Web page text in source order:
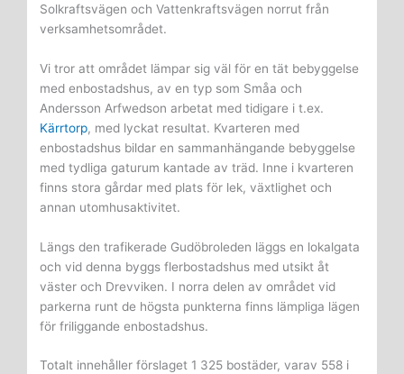
Solkraftsvägen och Vattenkraftsvägen norrut från
verksamhetsområdet.
Vi tror att området lämpar sig väl för en tät bebyggelse
med enbostadshus, av en typ som Småa och
Andersson Arfwedson arbetat med tidigare i t.ex.
Kärrtorp, med lyckat resultat. Kvarteren med
enbostadshus bildar en sammanhängande bebyggelse
med tydliga gaturum kantade av träd. Inne i kvarteren
finns stora gårdar med plats för lek, växtlighet och
annan utomhus­aktivitet.
Längs den trafikerade Gudö­broleden läggs en lokal­gata
och vid denna byggs flerbostadshus med utsikt åt
väster och Drevviken. I norra delen av områd­et vid
parkerna runt de högsta punkterna finns lämpliga lägen
för friliggande enbostadshus.
Totalt innehåller förslaget 1 325 bo­städ­er, varav 558 i